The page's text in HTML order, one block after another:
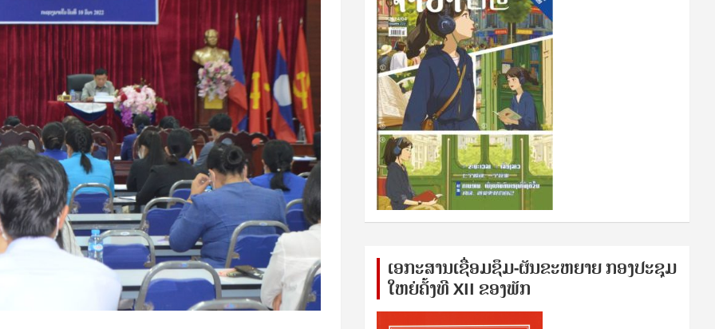
ເອກ​ະ​ສານ​ເຊ​ື່ອມ​ຊ​ຶມ-ຜັນ​ຂະ​ຫ​ຍາຍ ກອງ​ປະ​ຊຸມ​
ໃຫຍ່​ຄັ້ງ​ທີ XII ຂອງ​ພັກ